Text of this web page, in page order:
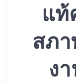
แท้
สภ
ง